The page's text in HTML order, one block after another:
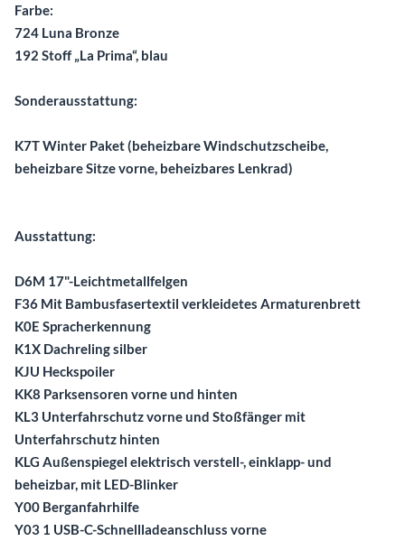
Farbe:
724 Luna Bronze
192 Stoff „La Prima“, blau
Sonderausstattung:
K7T Winter Paket (beheizbare Windschutzscheibe,
beheizbare Sitze vorne, beheizbares Lenkrad)
Ausstattung:
D6M 17"-Leichtmetallfelgen
F36 Mit Bambusfasertextil verkleidetes Armaturenbrett
K0E Spracherkennung
K1X Dachreling silber
KJU Heckspoiler
KK8 Parksensoren vorne und hinten
KL3 Unterfahrschutz vorne und Stoßfänger mit
Unterfahrschutz hinten
KLG Außenspiegel elektrisch verstell-, einklapp- und
beheizbar, mit LED-Blinker
Y00 Berganfahrhilfe
Y03 1 USB-C-Schnellladeanschluss vorne